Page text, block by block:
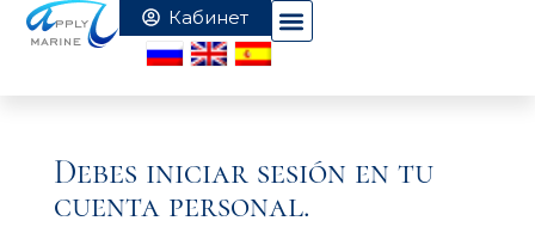
Debes iniciar sesión en tu
cuenta personal.